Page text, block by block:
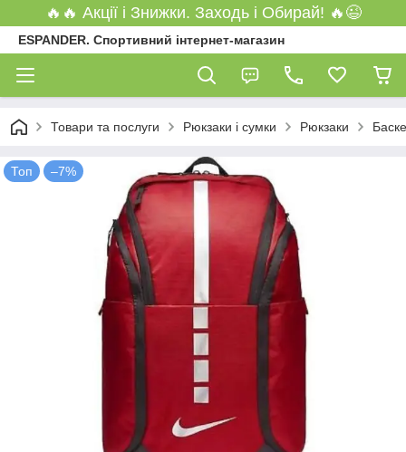
🔥🔥 Акції і Знижки. Заходь і Обирай! 🔥😉
ESPANDER. Спортивний інтернет-магазин
Товари та послуги Рюкзаки і сумки Рюкзаки
Топ –7%